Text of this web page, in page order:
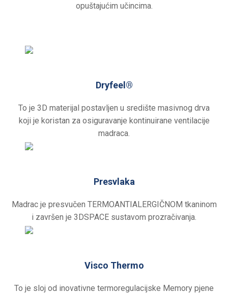
opuštajućim učincima.
Dryfeel®
To je 3D materijal postavljen u središte masivnog drva
koji je koristan za osiguravanje kontinuirane ventilacije
madraca.
Presvlaka
Madrac je presvučen TERMOANTIALERGIČNOM tkaninom
i završen je 3DSPACE sustavom prozračivanja.
Visco Thermo
To je sloj od inovativne termoregulacijske Memory pjene